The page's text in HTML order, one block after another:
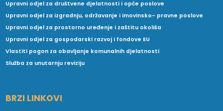
Upravni odjel za društvene djelatnosti i opće poslove
Upravni odjel za izgradnju, održavanje i imovinsko- pravne poslove
Upravni odjel za prostorno uređenje i zaštitu okoliša
Upravni odjel za gospodarski razvoj i fondove EU
Vlastiti pogon za obavljanje komunalnih djelatnosti
Služba za unutarnju reviziju
BRZI LINKOVI